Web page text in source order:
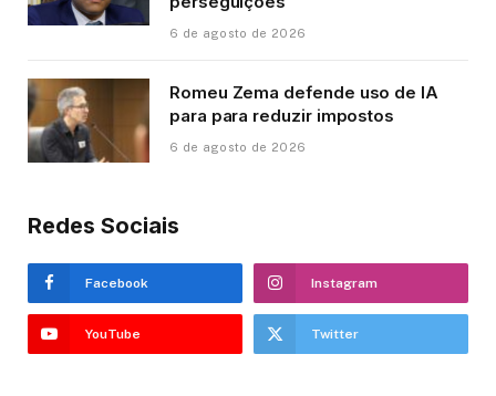
6 de agosto de 2026
Romeu Zema defende uso de IA
para para reduzir impostos
6 de agosto de 2026
Redes Sociais
Facebook Instagram
YouTube Twitter